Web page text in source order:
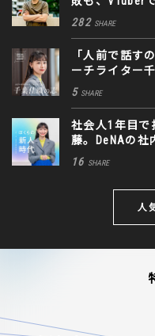
282 SHARE
「人前で話す
ーチライター
に込めた思い
5 SHARE
社会人1年目で
藤。DeNAの
生きる道
16 SHARE
人